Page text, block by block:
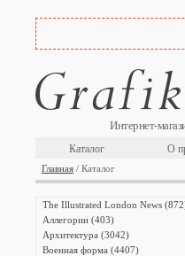
Интернет-
Каталог О
Главная / Каталог
The Illustrated London News
Аллегории (403)
Архитектура (3042)
Военная форма (4407)